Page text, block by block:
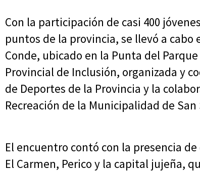
Con la participación de casi 400
puntos de la provincia, se llevó a
Conde, ubicado en la Punta del
Provincial de Inclusión, organizada y
de Deportes de la Provincia y la
Recreación de la Municipalidad de
El encuentro contó con la presencia
El Carmen, Perico y la capital jujeña,